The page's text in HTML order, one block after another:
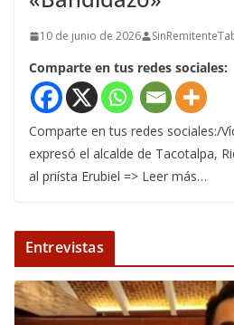
10 de junio de 2026
Comparte en tus redes sociales:
Comparte en tus redes sociales:/
expresó el alcalde de Tacotalpa,
al priísta Erubiel => Leer más…
Entrevistas